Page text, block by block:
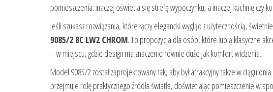
pomieszczenia: inaczej oświetla się strefę wypoczynku, a inaczej kuchnię czy
Jeśli szukasz rozwiązania, które łączy elegancki wygląd z użytecznością,
9085/2 8C LW2 CHROM. To propozycja dla osób, które lubią klasyczne
– w miejscu, gdzie design ma znaczenie równie duże jak komfort widzenia.
Model 9085/2 został zaprojektowany tak, aby był atrakcyjny także w ciągu
przejmuje rolę praktycznego źródła światła, doświetlając pomieszczenie w